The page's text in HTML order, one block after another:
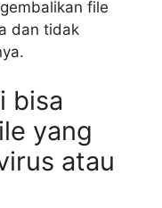
file
dan tidak
bisa
yang
atau